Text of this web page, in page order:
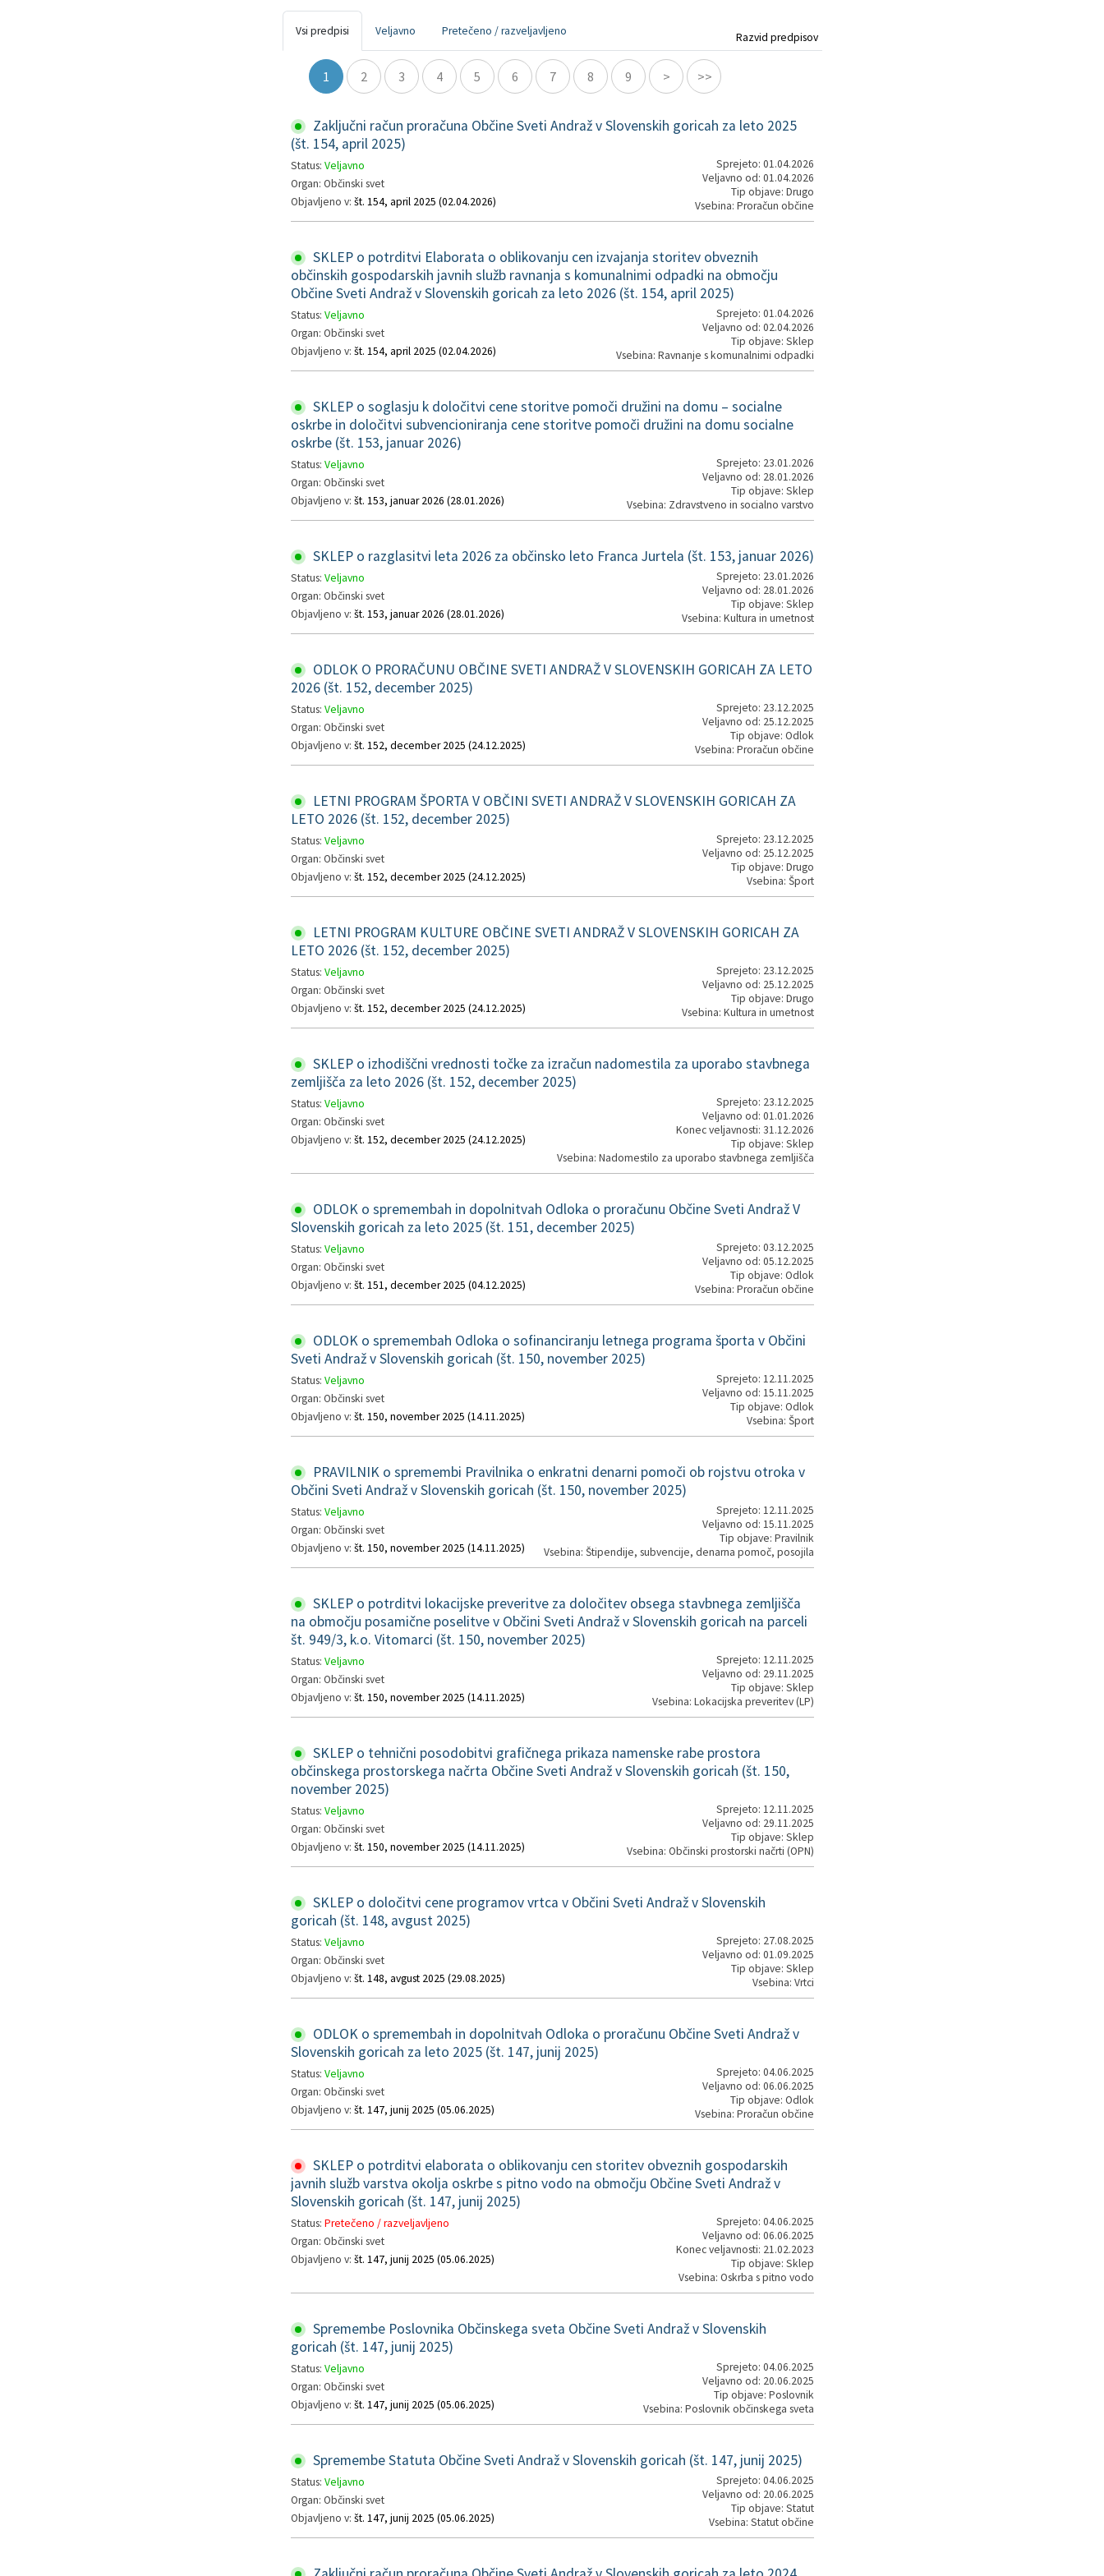
Vsi predpisi Veljavno Pretečeno / razveljavljeno Razvid predpisov
1 2 3 4 5 6 7 8 9 > >>
Zaključni račun proračuna Občine Sveti Andraž v Slovenskih goricah za leto 2025
(št. 154, april 2025)
Status: Veljavno
Organ: Občinski svet
Objavljeno v: št. 154, april 2025 (02.04.2026)
Sprejeto: 01.04.2026
Veljavno od: 01.04.2026
Tip objave: Drugo
Vsebina: Proračun občine
SKLEP o potrditvi Elaborata o oblikovanju cen izvajanja storitev obveznih
občinskih gospodarskih javnih služb ravnanja s komunalnimi odpadki na območju
Občine Sveti Andraž v Slovenskih goricah za leto 2026 (št. 154, april 2025)
Status: Veljavno
Organ: Občinski svet
Objavljeno v: št. 154, april 2025 (02.04.2026)
Sprejeto: 01.04.2026
Veljavno od: 02.04.2026
Tip objave: Sklep
Vsebina: Ravnanje s komunalnimi odpadki
SKLEP o soglasju k določitvi cene storitve pomoči družini na domu – socialne
oskrbe in določitvi subvencioniranja cene storitve pomoči družini na domu socialne
oskrbe (št. 153, januar 2026)
Status: Veljavno
Organ: Občinski svet
Objavljeno v: št. 153, januar 2026 (28.01.2026)
Sprejeto: 23.01.2026
Veljavno od: 28.01.2026
Tip objave: Sklep
Vsebina: Zdravstveno in socialno varstvo
SKLEP o razglasitvi leta 2026 za občinsko leto Franca Jurtela (št. 153, januar 2026)
Status: Veljavno
Organ: Občinski svet
Objavljeno v: št. 153, januar 2026 (28.01.2026)
Sprejeto: 23.01.2026
Veljavno od: 28.01.2026
Tip objave: Sklep
Vsebina: Kultura in umetnost
ODLOK O PRORAČUNU OBČINE SVETI ANDRAŽ V SLOVENSKIH GORICAH ZA LETO
2026 (št. 152, december 2025)
Status: Veljavno
Organ: Občinski svet
Objavljeno v: št. 152, december 2025 (24.12.2025)
Sprejeto: 23.12.2025
Veljavno od: 25.12.2025
Tip objave: Odlok
Vsebina: Proračun občine
LETNI PROGRAM ŠPORTA V OBČINI SVETI ANDRAŽ V SLOVENSKIH GORICAH ZA
LETO 2026 (št. 152, december 2025)
Status: Veljavno
Organ: Občinski svet
Objavljeno v: št. 152, december 2025 (24.12.2025)
Sprejeto: 23.12.2025
Veljavno od: 25.12.2025
Tip objave: Drugo
Vsebina: Šport
LETNI PROGRAM KULTURE OBČINE SVETI ANDRAŽ V SLOVENSKIH GORICAH ZA
LETO 2026 (št. 152, december 2025)
Status: Veljavno
Organ: Občinski svet
Objavljeno v: št. 152, december 2025 (24.12.2025)
Sprejeto: 23.12.2025
Veljavno od: 25.12.2025
Tip objave: Drugo
Vsebina: Kultura in umetnost
SKLEP o izhodiščni vrednosti točke za izračun nadomestila za uporabo stavbnega
zemljišča za leto 2026 (št. 152, december 2025)
Status: Veljavno
Organ: Občinski svet
Objavljeno v: št. 152, december 2025 (24.12.2025)
Sprejeto: 23.12.2025
Veljavno od: 01.01.2026
Konec veljavnosti: 31.12.2026
Tip objave: Sklep
Vsebina: Nadomestilo za uporabo stavbnega zemljišča
ODLOK o spremembah in dopolnitvah Odloka o proračunu Občine Sveti Andraž V
Slovenskih goricah za leto 2025 (št. 151, december 2025)
Status: Veljavno
Organ: Občinski svet
Objavljeno v: št. 151, december 2025 (04.12.2025)
Sprejeto: 03.12.2025
Veljavno od: 05.12.2025
Tip objave: Odlok
Vsebina: Proračun občine
ODLOK o spremembah Odloka o sofinanciranju letnega programa športa v Občini
Sveti Andraž v Slovenskih goricah (št. 150, november 2025)
Status: Veljavno
Organ: Občinski svet
Objavljeno v: št. 150, november 2025 (14.11.2025)
Sprejeto: 12.11.2025
Veljavno od: 15.11.2025
Tip objave: Odlok
Vsebina: Šport
PRAVILNIK o spremembi Pravilnika o enkratni denarni pomoči ob rojstvu otroka v
Občini Sveti Andraž v Slovenskih goricah (št. 150, november 2025)
Status: Veljavno
Organ: Občinski svet
Objavljeno v: št. 150, november 2025 (14.11.2025)
Sprejeto: 12.11.2025
Veljavno od: 15.11.2025
Tip objave: Pravilnik
Vsebina: Štipendije, subvencije, denarna pomoč, posojila
SKLEP o potrditvi lokacijske preveritve za določitev obsega stavbnega zemljišča
na območju posamične poselitve v Občini Sveti Andraž v Slovenskih goricah na parceli
št. 949/3, k.o. Vitomarci (št. 150, november 2025)
Status: Veljavno
Organ: Občinski svet
Objavljeno v: št. 150, november 2025 (14.11.2025)
Sprejeto: 12.11.2025
Veljavno od: 29.11.2025
Tip objave: Sklep
Vsebina: Lokacijska preveritev (LP)
SKLEP o tehnični posodobitvi grafičnega prikaza namenske rabe prostora
občinskega prostorskega načrta Občine Sveti Andraž v Slovenskih goricah (št. 150,
november 2025)
Status: Veljavno
Organ: Občinski svet
Objavljeno v: št. 150, november 2025 (14.11.2025)
Sprejeto: 12.11.2025
Veljavno od: 29.11.2025
Tip objave: Sklep
Vsebina: Občinski prostorski načrti (OPN)
SKLEP o določitvi cene programov vrtca v Občini Sveti Andraž v Slovenskih
goricah (št. 148, avgust 2025)
Status: Veljavno
Organ: Občinski svet
Objavljeno v: št. 148, avgust 2025 (29.08.2025)
Sprejeto: 27.08.2025
Veljavno od: 01.09.2025
Tip objave: Sklep
Vsebina: Vrtci
ODLOK o spremembah in dopolnitvah Odloka o proračunu Občine Sveti Andraž v
Slovenskih goricah za leto 2025 (št. 147, junij 2025)
Status: Veljavno
Organ: Občinski svet
Objavljeno v: št. 147, junij 2025 (05.06.2025)
Sprejeto: 04.06.2025
Veljavno od: 06.06.2025
Tip objave: Odlok
Vsebina: Proračun občine
SKLEP o potrditvi elaborata o oblikovanju cen storitev obveznih gospodarskih
javnih služb varstva okolja oskrbe s pitno vodo na območju Občine Sveti Andraž v
Slovenskih goricah (št. 147, junij 2025)
Status: Pretečeno / razveljavljeno
Organ: Občinski svet
Objavljeno v: št. 147, junij 2025 (05.06.2025)
Sprejeto: 04.06.2025
Veljavno od: 06.06.2025
Konec veljavnosti: 21.02.2023
Tip objave: Sklep
Vsebina: Oskrba s pitno vodo
Spremembe Poslovnika Občinskega sveta Občine Sveti Andraž v Slovenskih
goricah (št. 147, junij 2025)
Status: Veljavno
Organ: Občinski svet
Objavljeno v: št. 147, junij 2025 (05.06.2025)
Sprejeto: 04.06.2025
Veljavno od: 20.06.2025
Tip objave: Poslovnik
Vsebina: Poslovnik občinskega sveta
Spremembe Statuta Občine Sveti Andraž v Slovenskih goricah (št. 147, junij 2025)
Status: Veljavno
Organ: Občinski svet
Objavljeno v: št. 147, junij 2025 (05.06.2025)
Sprejeto: 04.06.2025
Veljavno od: 20.06.2025
Tip objave: Statut
Vsebina: Statut občine